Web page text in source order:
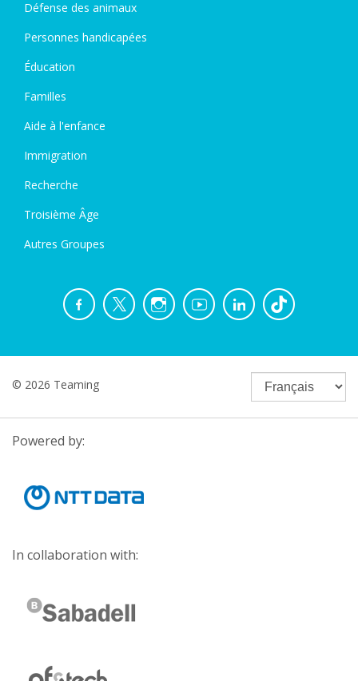
Défense des animaux
Personnes handicapées
Éducation
Familles
Aide à l'enfance
Immigration
Recherche
Troisième Âge
Autres Groupes
© 2026 Teaming
Powered by:
In collaboration with: